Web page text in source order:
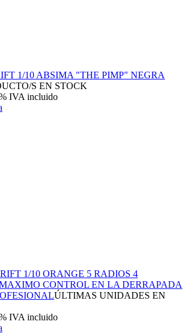
1/10 ABSIMA "THE PIMP" NEGRA
S EN STOCK
IVA incluido
1/10 ORANGE 5 RADIOS 4
CONTROL EN LA DERRAPADA
ÚLTIMAS UNIDADES EN
IVA incluido